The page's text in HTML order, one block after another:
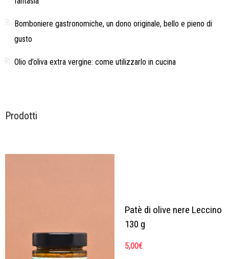
Bomboniere gastronomiche, un dono originale, bello e pieno di
gusto
Olio d’oliva extra vergine: come utilizzarlo in cucina
Prodotti
Patè di olive nere Leccino
130 g
5,00€